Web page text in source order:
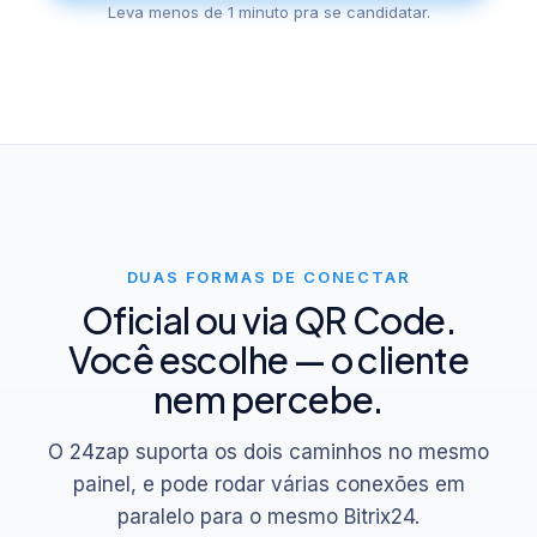
Leva menos de 1 minuto pra se candidatar.
DUAS FORMAS DE CONECTAR
Oficial ou via QR Code.
Você escolhe — o cliente
nem percebe.
O 24zap suporta os dois caminhos no mesmo
painel, e pode rodar várias conexões em
paralelo para o mesmo Bitrix24.